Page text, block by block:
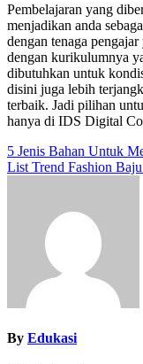
Pembelajaran yang
menjadikan anda
dengan tenaga
dengan kurikulumnya
dibutuhkan untuk
disini juga lebih
terbaik. Jadi pilihan
hanya di IDS Digital
Post
navigation
5 Jenis Bahan Untuk
List Trend Fashion
By Edukasi